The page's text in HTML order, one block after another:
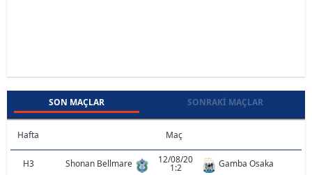
SON MAÇLAR SONRAKI MAÇLAR
Hafta Maç
H3 Shonan Bellmare 12/08/20
1:2 Gamba Osaka